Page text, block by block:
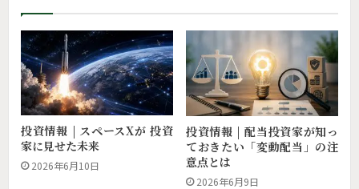
投資情報 | スペースXが 投資
家に見せた未来
2026年6月10日
投資情報 | 配当投資家が知っ
ておきたい「変動配当」の注
意点とは
2026年6月9日